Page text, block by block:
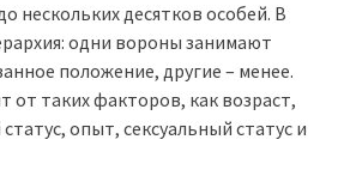
нескольких десятков особей. В
одни вороны занимают
положение, другие – менее.
от таких факторов, как возраст,
опыт, сексуальный статус и